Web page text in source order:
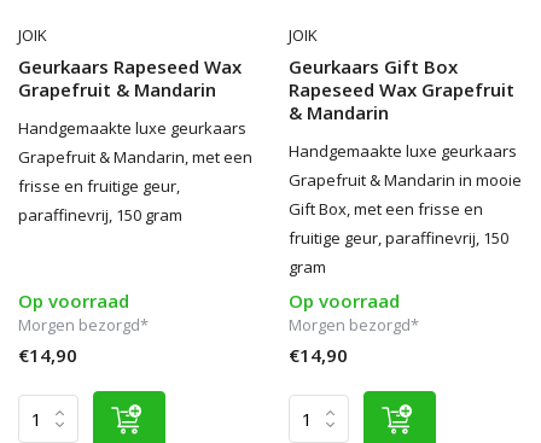
JOIK
Geurkaars Rapeseed Wax
Grapefruit & Mandarin
Handgemaakte luxe geurkaars
Grapefruit & Mandarin, met een
frisse en fruitige geur,
paraffinevrij, 150 gram
Op voorraad
Morgen bezorgd*
€14,90
JOIK
Geurkaars Gift Box
Rapeseed Wax Grapefruit
& Mandarin
Handgemaakte luxe geurkaars
Grapefruit & Mandarin in mooie
Gift Box, met een frisse en
fruitige geur, paraffinevrij, 150
gram
Op voorraad
Morgen bezorgd*
€14,90